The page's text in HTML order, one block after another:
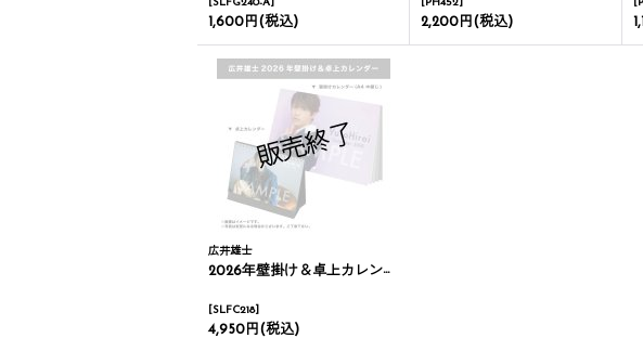
[SLFG240-A]
1,600円 (税込)
[PH452]
2,200円 (税込)
[
広井雄士
2026年壁掛け＆卓上カレンダー
[SLFC218]
4,950円 (税込)